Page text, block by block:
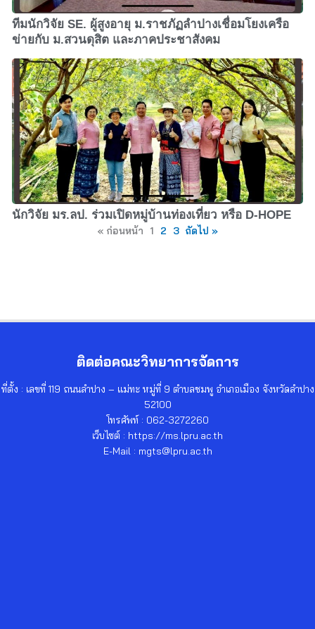
ทีมนักวิจัย SE. ผู้สูงอายุ ม.ราชภัฏลำปางเชื่อมโยงเครือ
ข่ายกับ ม.สวนดุสิต และภาคประชาสังคม
นักวิจัย มร.ลป. ร่วมเปิดหมู่บ้านท่องเที่ยว หรือ D-HOPE
« ก่อนหน้า 1 2 3 ถัดไป »
ติดต่อคณะวิทยาการจัดการ
ที่ตั้ง : เลขที่ 119 ถนนลำปาง – แม่ทะ หมู่ที่ 9 ตำบลชมพู อำเภอเมือง จังหวัดลำปาง
52100
โทรศัพท์ : 062-3272260
เว็บไซต์ : https://ms.lpru.ac.th
E-Mail : mgts@lpru.ac.th